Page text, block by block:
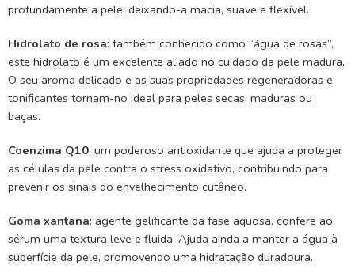
profundamente a pele, deixando-a macia, suave e flexível.
Hidrolato de rosa: também conhecido como “água de rosas”,
este hidrolato é um excelente aliado no cuidado da pele madura.
O seu aroma delicado e as suas propriedades regeneradoras e
tonificantes tornam-no ideal para peles secas, maduras ou
baças.
Coenzima Q10: um poderoso antioxidante que ajuda a proteger
as células da pele contra o stress oxidativo, contribuindo para
prevenir os sinais do envelhecimento cutâneo.
Goma xantana: agente gelificante da fase aquosa, confere ao
sérum uma textura leve e fluida. Ajuda ainda a manter a água à
superfície da pele, promovendo uma hidratação duradoura.